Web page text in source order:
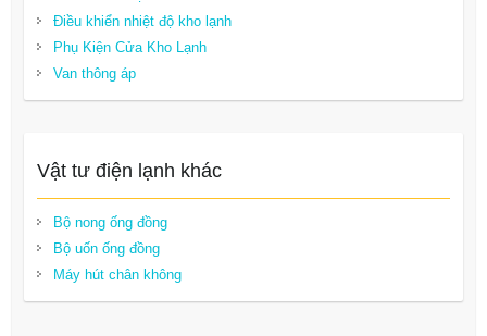
Điều khiển nhiệt độ kho lạnh
Phụ Kiện Cửa Kho Lạnh
Van thông áp
Vật tư điện lạnh khác
Bộ nong ống đồng
Bộ uốn ống đồng
Máy hút chân không